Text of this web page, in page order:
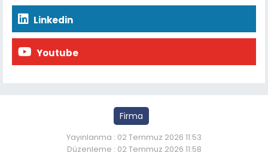
Linkedin
Youtube
Firma
Yayınlanma : 02 Temmuz 2026 11:53
Düzenleme : 02 Temmuz 2026 11:58